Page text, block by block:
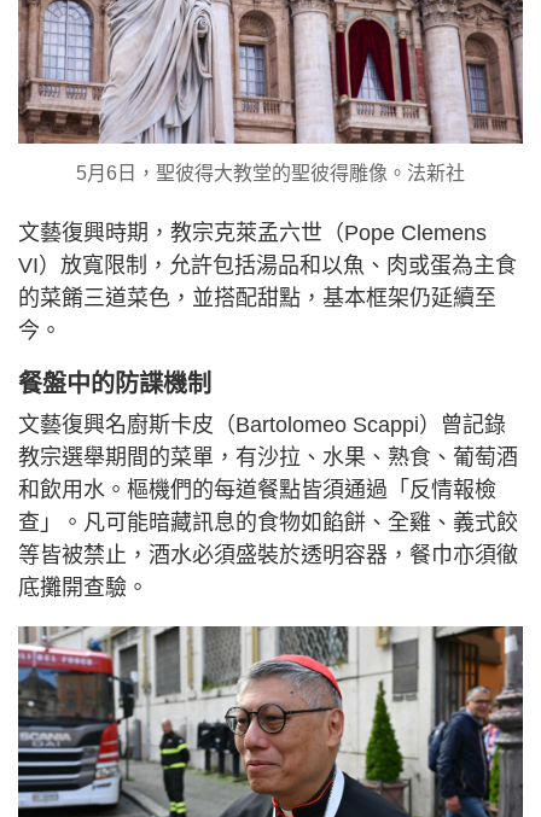
5月6日，聖彼得大教堂的聖彼得雕像。法新社
文藝復興時期，教宗克萊孟六世（Pope Clemens
VI）放寬限制，允許包括湯品和以魚、肉或蛋為主食
的菜餚三道菜色，並搭配甜點，基本框架仍延續至
今。
餐盤中的防諜機制
文藝復興名廚斯卡皮（Bartolomeo Scappi）曾記錄
教宗選舉期間的菜單，有沙拉、水果、熟食、葡萄酒
和飲用水。樞機們的每道餐點皆須通過「反情報檢
查」。凡可能暗藏訊息的食物如餡餅、全雞、義式餃
等皆被禁止，酒水必須盛裝於透明容器，餐巾亦須徹
底攤開查驗。